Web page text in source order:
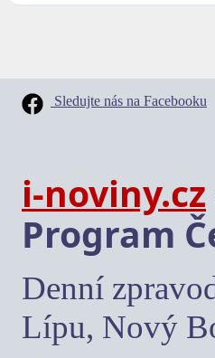
Sledujte nás na Facebooku
i-noviny.cz
Program
Denní
Lípu, Nový